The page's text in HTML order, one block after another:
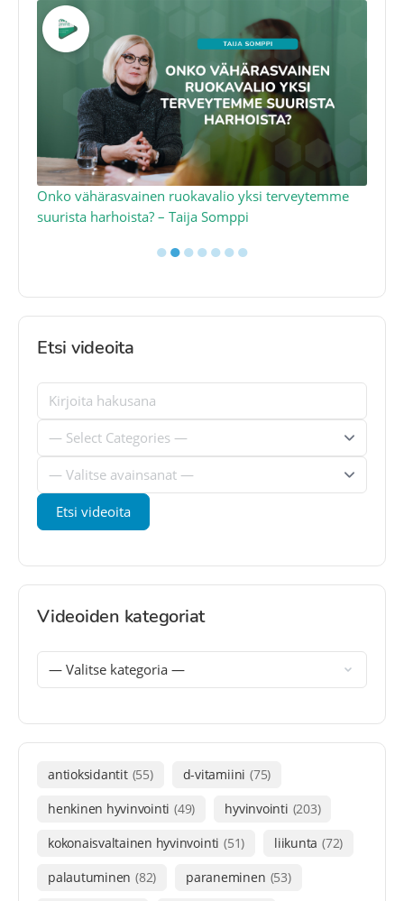
Onko vähärasvainen ruokavalio yksi terveytemme
suurista harhoista? – Taija Somppi
●●●●●●●
Etsi videoita
Videoiden kategoriat
antioksidantit (55) d-vitamiini (75)
henkinen hyvinvointi (49) hyvinvointi (203)
kokonaisvaltainen hyvinvointi (51) liikunta (72)
palautuminen (82) paraneminen (53)